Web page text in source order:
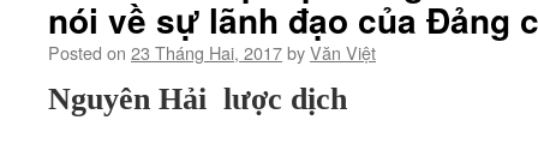
nói về sự lãnh đạo của Đảng
Posted on 23 Tháng Hai, 2017byVăn Việt
Nguyên Hải lược dịch